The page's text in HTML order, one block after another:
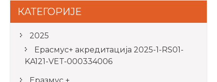
КАТЕГОРИЈЕ
2025
Ерасмус+ акредитацијa 2025-1-RS01-
KA121-VET-000334006